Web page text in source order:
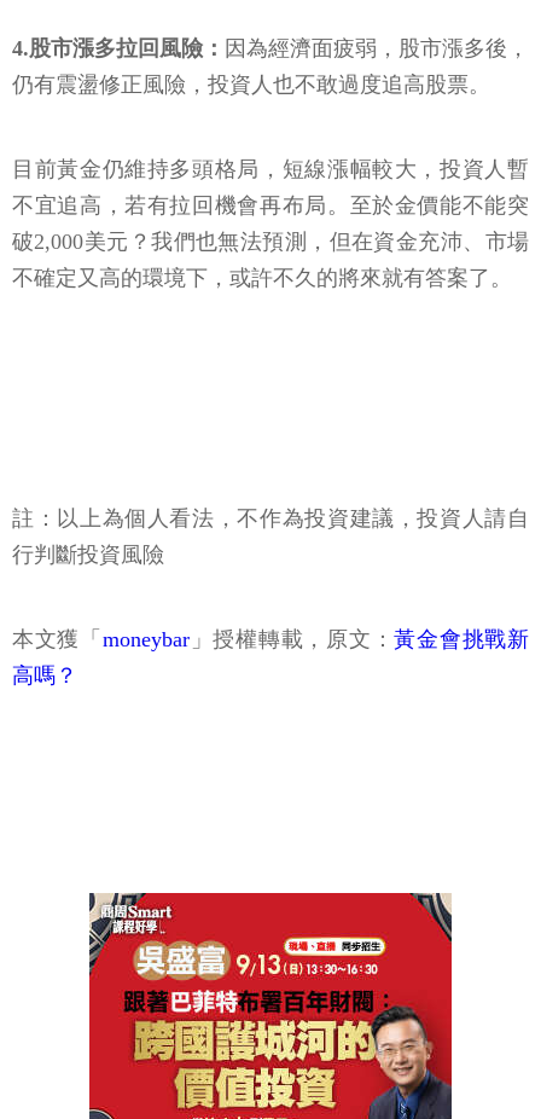
4.股市漲多拉回風險： 因為經濟面疲弱，股市漲多後，
仍有震盪修正風險，投資人也不敢過度追高股票。
目前黃金仍維持多頭格局，短線漲幅較大，投資人暫
不宜追高，若有拉回機會再布局。至於金價能不能突
破2,000美元？我們也無法預測，但在資金充沛、市場
不確定又高的環境下，或許不久的將來就有答案了。
註：以上為個人看法，不作為投資建議，投資人請自
行判斷投資風險
本文獲「 moneybar」授權轉載，原文：黃金會挑戰新
高嗎？